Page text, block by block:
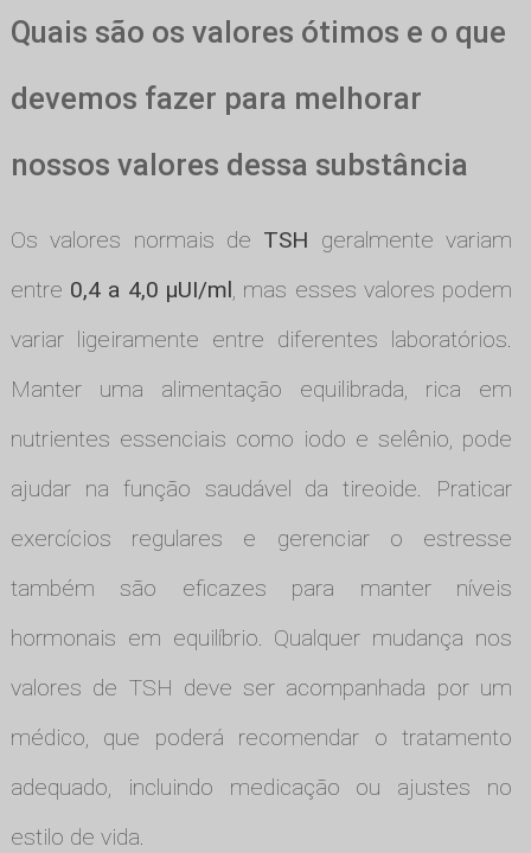
Quais são os valores ótimos e o que
devemos fazer para melhorar
nossos valores dessa substância
Os valores normais de TSH geralmente variam
entre 0,4 a 4,0 µUI/ml, mas esses valores podem
variar ligeiramente entre diferentes laboratórios.
Manter uma alimentação equilibrada, rica em
nutrientes essenciais como iodo e selênio, pode
ajudar na função saudável da tireoide. Praticar
exercícios regulares e gerenciar o estresse
também são eficazes para manter níveis
hormonais em equilíbrio. Qualquer mudança nos
valores de TSH deve ser acompanhada por um
médico, que poderá recomendar o tratamento
adequado, incluindo medicação ou ajustes no
estilo de vida.